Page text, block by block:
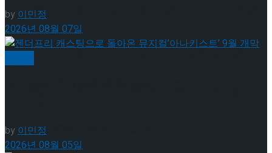
[현장스케치] 김민송-문지원-정수빈-이효원-
최진아, 2026 ISU 피겨 JGP 파견선수 선발전
Trending Tags
[현장스케치] 김민송-문지원-정수빈-이효원-
프리 스케이팅 경기 결과
by이민정
2026년 08월 07일
by 이민정
2026년 08월 05일